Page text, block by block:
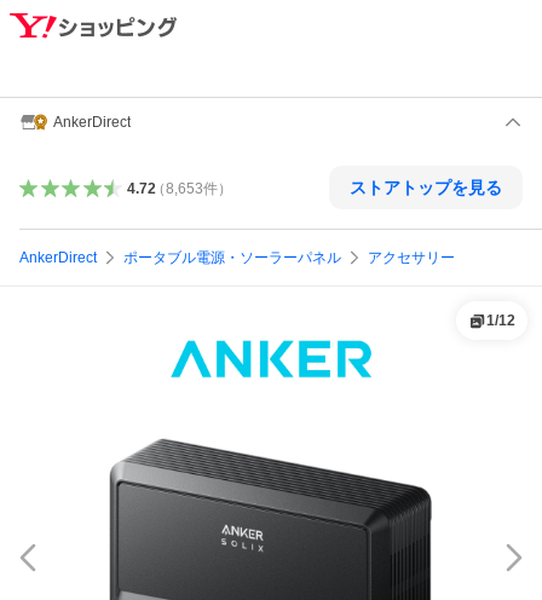
AnkerDirect
4.72（8,653件） ストアトップを見る
AnkerDirect ポータブル電源・ソーラーパネル アクセサリー
1/12